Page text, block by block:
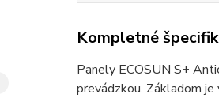
Kompletné
Panely ECOSUN S+
prevádzkou. Základom